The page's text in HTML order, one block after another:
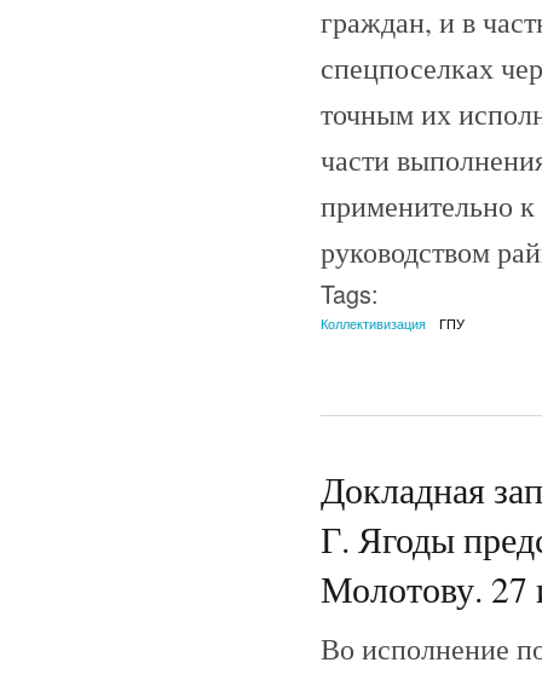
граждан, и в
спецпоселках
точным их
части
применительно
руководством
Tags:
Коллективизация ГПУ
Докладная
Г. Ягоды
Молотову. 27
Во исполнение